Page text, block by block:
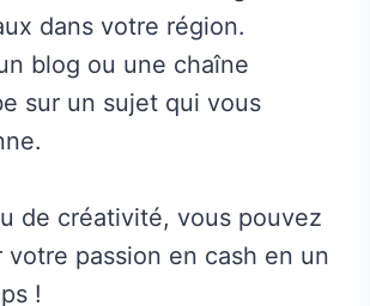
dans votre région.
blog ou une chaîne
sur un sujet qui vous
de créativité, vous pouvez
votre passion en cash en un
!